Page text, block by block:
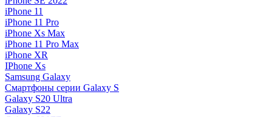
iPhone 11
iPhone 11 Pro
iPhone Xs Max
iPhone 11 Pro Max
iPhone XR
IPhone Xs
Samsung Galaxy
Смартфоны серии Galaxy S
Galaxy S20 Ultra
Galaxy S22